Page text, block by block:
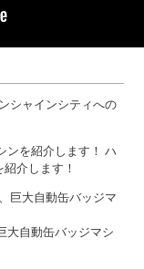
シャインシティへの
ハ
介します！
大自動缶バッジマシ